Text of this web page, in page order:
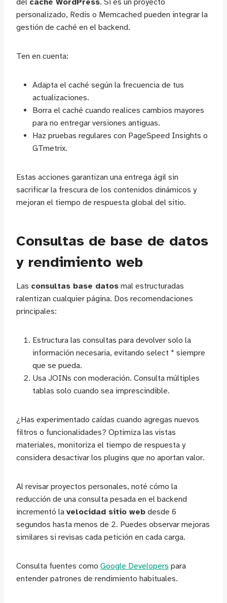
del caché WordPress. Si es un proyecto
personalizado, Redis o Memcached pueden integrar la
gestión de caché en el backend.
Ten en cuenta:
Adapta el caché según la frecuencia de tus
actualizaciones.
Borra el caché cuando realices cambios mayores
para no entregar versiones antiguas.
Haz pruebas regulares con PageSpeed Insights o
GTmetrix.
Estas acciones garantizan una entrega ágil sin
sacrificar la frescura de los contenidos dinámicos y
mejoran el tiempo de respuesta global del sitio.
Consultas de base de datos
y rendimiento web
Las consultas base datos mal estructuradas
ralentizan cualquier página. Dos recomendaciones
principales:
Estructura las consultas para devolver solo la
información necesaria, evitando select * siempre
que se pueda.
Usa JOINs con moderación. Consulta múltiples
tablas solo cuando sea imprescindible.
¿Has experimentado caídas cuando agregas nuevos
filtros o funcionalidades? Optimiza las vistas
materiales, monitoriza el tiempo de respuesta y
considera desactivar los plugins que no aportan valor.
Al revisar proyectos personales, noté cómo la
reducción de una consulta pesada en el backend
incrementó la velocidad sitio web desde 6
segundos hasta menos de 2. Puedes observar mejoras
similares si revisas cada petición en cada carga.
Consulta fuentes como Google Developers para
entender patrones de rendimiento habituales.